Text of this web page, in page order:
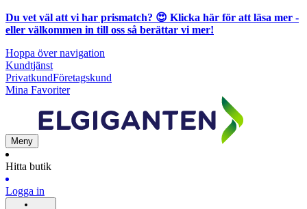
Du vet väl att vi har prismatch? 😍 Klicka här för att läsa mer -
eller välkommen in till oss så berättar vi mer!
Hoppa över navigation
Kundtjänst
PrivatkundFöretagskund
Mina Favoriter
Meny
Hitta butik
Logga in